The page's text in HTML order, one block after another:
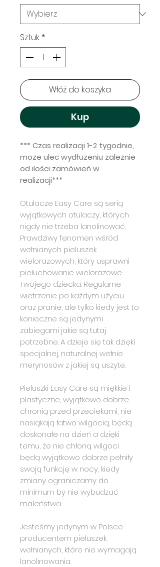
Sztuk *
Włóż do koszyka
Kup
*** Czas realizacji 1-2 tygodnie,
może ulec wydłużeniu zależnie
od ilości zamówień w
realizacji***
Otulacze Easy Care są serią
wyjątkowych otulaczy, których
nigdy nie trzeba lanolinować.
Prawdziwy fenomen wśród
wełnianych pieluszek
wielorazowych, który usprawni
pieluchowanie wielorazowe
Twojego dziecka. Regularne
wietrzenie po każdym użyciu
oraz pranie, ale tylko kiedy jest to
konieczne są jedynymi
zabiegami jakie są tutaj
potrzebne. A dzieje się tak dzięki
specjalnej, naturalnej wełnie
merynosów z jakiej są uszyte.
Pieluszki Easy Care są miękkie i
plastyczne, wyjątkowo dobrze
chronią przed przeciekami, nie
nasiąkają łatwo wilgocią, będą
doskonałe na dzień a dzięki
temu, że nie chłoną wilgoci
będą wyjątkowo dobrze pełniły
swoją funkcję w nocy, kiedy
zmiany ograniczamy do
minimum by nie wybudzać
maleństwa.
Jesteśmy jedynym w Polsce
producentem pieluszek
wełnianych, które nie wymagają
lanolinowania.